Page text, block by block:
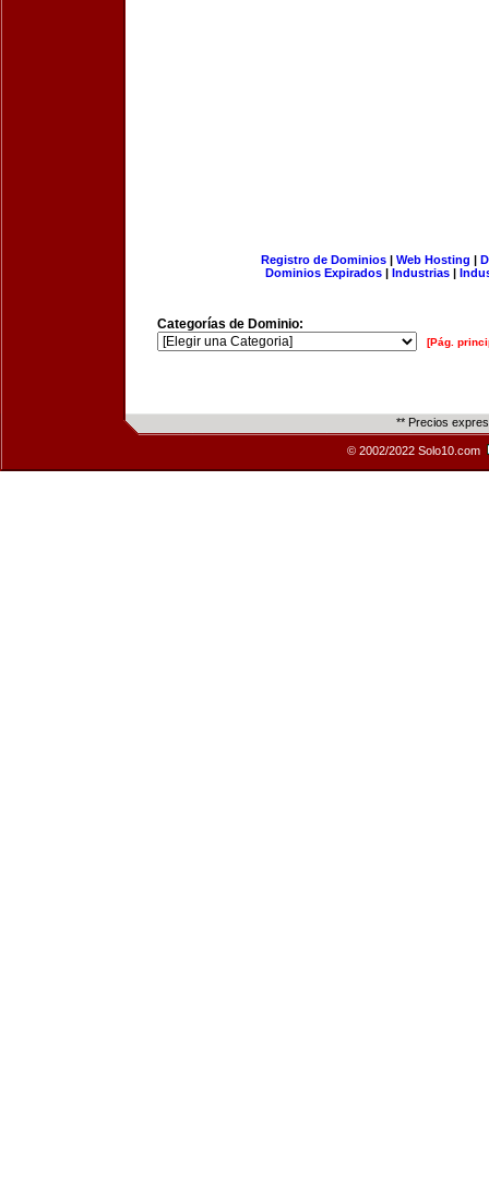
Registro de Dominios| Web Hosting |
Dominios Expirados | Industrias |
Categorías de Dominio:
[Pág.
** Precios
© 2002/2022 Solo10.com